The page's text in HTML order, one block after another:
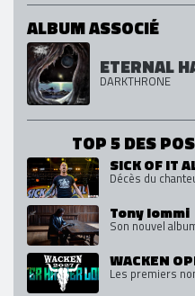
ALBUM ASSOCIÉ
ETERNAL
DARKTHRONE
TOP 5 DES
SICK OF IT
Décès du
Tony Iommi
Son nouvel
WACKEN
Les premiers